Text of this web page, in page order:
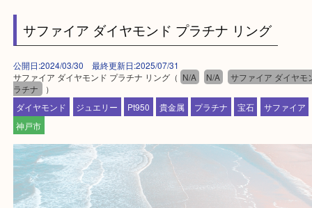
可能！
・特殊査定依頼のご相談もお気軽に
遺品整理・生前整理・断捨離・引っ越し